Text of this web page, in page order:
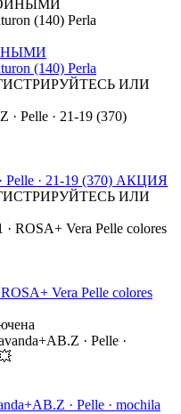
(140) Perla
ИЛИ
Pelle · 21-19 (370) АКЦИЯ
ИЛИ
Vera Рelle colores
· Pelle · mochila